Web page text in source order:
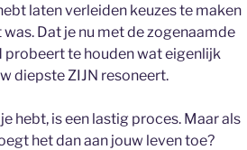
laten verleiden keuzes te maken
Dat je nu met de zogenaamde
probeert te houden wat eigenlijk
diepste ZIJN resoneert.
hebt, is een lastig proces. Maar als
het dan aan jouw leven toe?